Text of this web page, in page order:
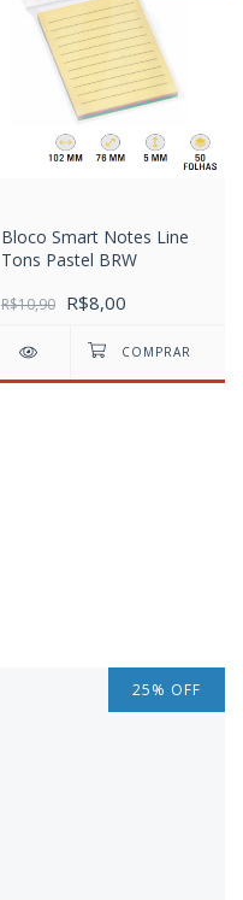
Bloco Smart Notes Line
Tons Pastel BRW
R$10,90 R$8,00
25% OFF